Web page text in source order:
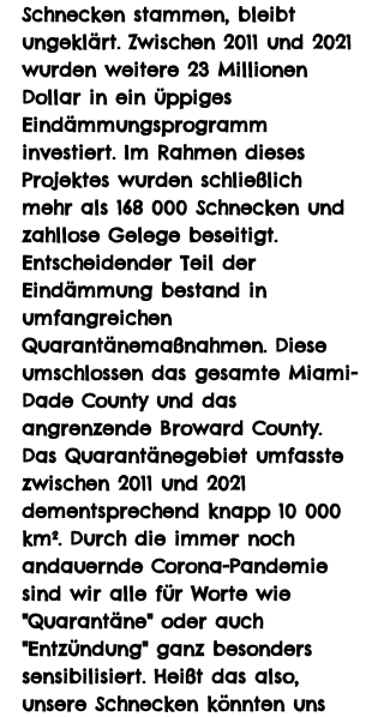
Schnecken stammen, bleibt
ungeklärt. Zwischen 2011 und 2021
wurden weitere 23 Millionen
Dollar in ein üppiges
Eindämmungsprogramm
investiert. Im Rahmen dieses
Projektes wurden schließlich
mehr als 168 000 Schnecken und
zahllose Gelege beseitigt.
Entscheidender Teil der
Eindämmung bestand in
umfangreichen
Quarantänemaßnahmen. Diese
umschlossen das gesamte Miami-
Dade County und das
angrenzende Broward County.
Das Quarantänegebiet umfasste
zwischen 2011 und 2021
dementsprechend knapp 10 000
km². Durch die immer noch
andauernde Corona-Pandemie
sind wir alle für Worte wie
"Quarantäne" oder auch
"Entzündung" ganz besonders
sensibilisiert. Heißt das also,
unsere Schnecken könnten uns